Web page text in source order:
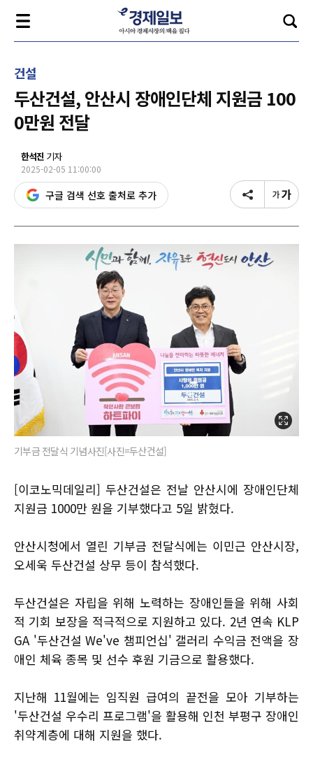
건설
두산건설, 안산시 장애인단체 지원금 100
0만원 전달
한석진 기자
2025-02-05 11:00:00
구글 검색 선호 출처로 추가
기부금 전달식 기념사진[사진=두산건설]
[이코노믹데일리] 두산건설은 전날 안산시에 장애인단체
지원금 1000만 원을 기부했다고 5일 밝혔다.
안산시청에서 열린 기부금 전달식에는 이민근 안산시장,
오세욱 두산건설 상무 등이 참석했다.
두산건설은 자립을 위해 노력하는 장애인들을 위해 사회
적 기회 보장을 적극적으로 지원하고 있다. 2년 연속 KLP
GA '두산건설 We've 챔피언십' 갤러리 수익금 전액을 장
애인 체육 종목 및 선수 후원 기금으로 활용했다.
지난해 11월에는 임직원 급여의 끝전을 모아 기부하는
'두산건설 우수리 프로그램'을 활용해 인천 부평구 장애인
취약계층에 대해 지원을 했다.